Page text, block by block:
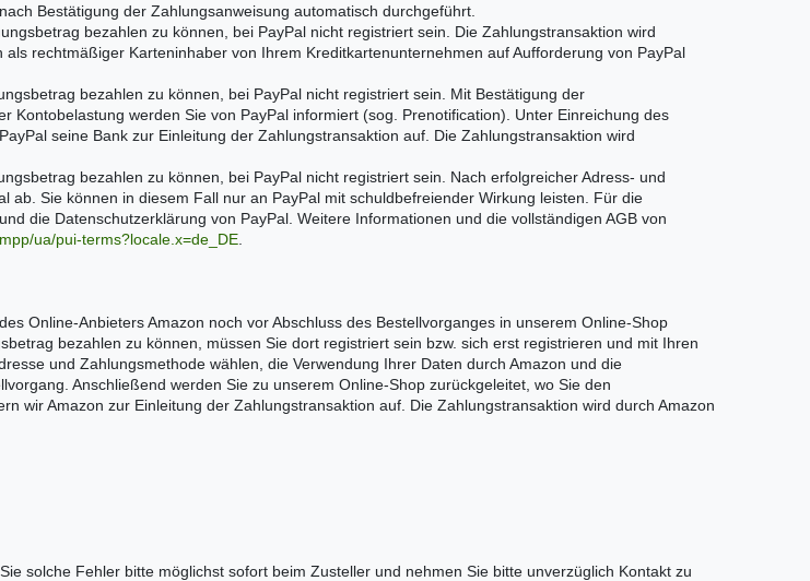
Bestätigung der Zahlungsanweisung automatisch durchgeführt.
bezahlen zu können, bei PayPal nicht registriert sein. Die Zahlungstransaktion wird
rechtmäßiger Karteninhaber von Ihrem Kreditkartenunternehmen auf Aufforderung von PayPal
bezahlen zu können, bei PayPal nicht registriert sein. Mit Bestätigung der
werden Sie von PayPal informiert (sog. Prenotification). Unter Einreichung des
seine Bank zur Einleitung der Zahlungstransaktion auf. Die Zahlungstransaktion wird
bezahlen zu können, bei PayPal nicht registriert sein. Nach erfolgreicher Adress- und
Sie können in diesem Fall nur an PayPal mit schuldbefreiender Wirkung leisten. Für die
die Datenschutzerklärung von PayPal. Weitere Informationen und die vollständigen AGB von
ua/pui-terms?locale.x=de_DE
Online-Anbieters Amazon noch vor Abschluss des Bestellvorganges in unserem Online-Shop
bezahlen zu können, müssen Sie dort registriert sein bzw. sich erst registrieren und mit Ihren
und Zahlungsmethode wählen, die Verwendung Ihrer Daten durch Amazon und die
Anschließend werden Sie zu unserem Online-Shop zurückgeleitet, wo Sie den
wir Amazon zur Einleitung der Zahlungstransaktion auf. Die Zahlungstransaktion wird durch Amazon
solche Fehler bitte möglichst sofort beim Zusteller und nehmen Sie bitte unverzüglich Kontakt zu